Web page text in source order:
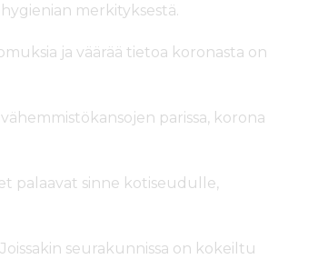
merkityksestä.
ja väärää tietoa koronasta on
parissa, korona
palaavat sinne kotiseudulle,
seurakunnissa on kokeiltu